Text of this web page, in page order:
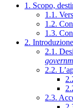
1. Scopo,
1.1.
1.2.
1.3.
2.
2.1.
2.2.
2.3.